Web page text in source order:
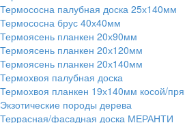
Термососна палубная доска 25х140мм
Термососна брус 40х40мм
Термоясень планкен 20х90мм
Термоясень планкен 20х120мм
Термоясень планкен 20х140мм
Термохвоя палубная доска
Термохвоя планкен 19х140мм косой/
Экзотические породы дерева
Террасная/фасадная доска МЕРАНТИ